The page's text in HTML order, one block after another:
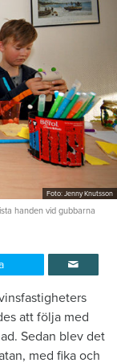
Foto: Jenny Knutsson
handen vid gubbarna
att följa med
Sedan blev det
med fika och